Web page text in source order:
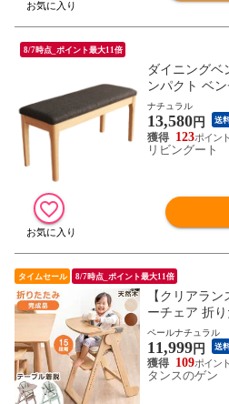
8/7時点_ポイント最大11倍
ダイニングベ
ンパクト ベ
材 天然木 ナ
ク 布張り 木
【ナチュラル】
ナチュラル
13,580円 送
123
リビングート
タイムセール 8/7時点_ポイント最大11倍
【クリアラ
ーチェア 折
上がり防止 5
クッション
チェア 木製
チュラル(木
ペールナチュラル
11,999円 送
109
タンスのゲン